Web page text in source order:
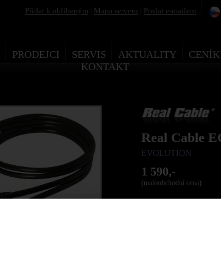
PRODEJCI SERVIS AKTUALITY
KONTAKT
Přidat k oblíbeným Mapa serveru Poslat e-mailem
Real Cable
EVOLUTION
1 590,-
(maloobchodní cena)